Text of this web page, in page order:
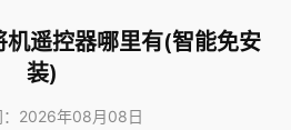
遥控器哪里有(智能免安
装)
：2026年08月08日